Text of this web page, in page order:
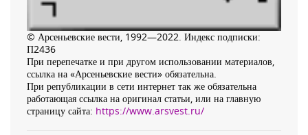
© Арсеньевские вести, 1992—2022. Индекс подписки:
П2436
При перепечатке и при другом использовании материалов,
ссылка на «Арсеньевские вести» обязательна.
При републикации в сети интернет так же обязательна
работающая ссылка на оригинал статьи, или на главную
страницу сайта: https://www.arsvest.ru/